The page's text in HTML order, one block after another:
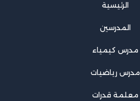
الرئيسية
المدرسين
مدرس كيمياء
مدرس رياضيات
معلمة قدرات